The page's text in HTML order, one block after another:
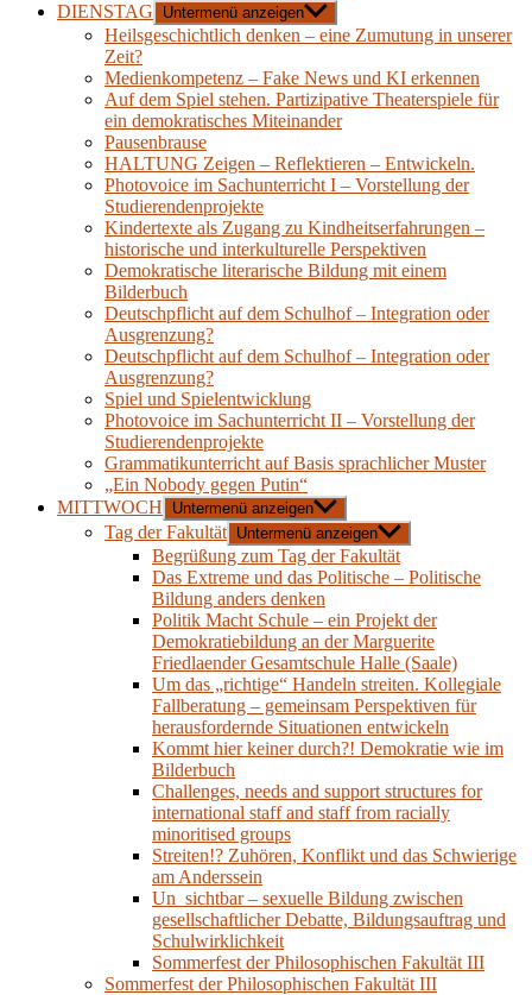
DIENSTAG
Untermenü anzeigen
Heilsgeschichtlich denken – eine Zumutung in unserer
Zeit?
Medienkompetenz – Fake News und KI erkennen
Auf dem Spiel stehen. Partizipative Theaterspiele für
ein demokratisches Miteinander
Pausenbrause
HALTUNG Zeigen – Reflektieren – Entwickeln.
Photovoice im Sachunterricht I – Vorstellung der
Studierendenprojekte
Kindertexte als Zugang zu Kindheitserfahrungen –
historische und interkulturelle Perspektiven
Demokratische literarische Bildung mit einem
Bilderbuch
Deutschpflicht auf dem Schulhof – Integration oder
Ausgrenzung?
Deutschpflicht auf dem Schulhof – Integration oder
Ausgrenzung?
Spiel und Spielentwicklung
Photovoice im Sachunterricht II – Vorstellung der
Studierendenprojekte
Grammatikunterricht auf Basis sprachlicher Muster
„Ein Nobody gegen Putin“
MITTWOCH
Untermenü anzeigen
Tag der Fakultät Untermenü anzeigen
Begrüßung zum Tag der Fakultät
Das Extreme und das Politische – Politische
Bildung anders denken
Politik Macht Schule – ein Projekt der
Demokratiebildung an der Marguerite
Friedlaender Gesamtschule Halle (Saale)
Um das „richtige“ Handeln streiten. Kollegiale
Fallberatung – gemeinsam Perspektiven für
herausfordernde Situationen entwickeln
Kommt hier keiner durch?! Demokratie wie im
Bilderbuch
Challenges, needs and support structures for
international staff and staff from racially
minoritised groups
Streiten!? Zuhören, Konflikt und das Schwierige
am Anderssein
Un_sichtbar – sexuelle Bildung zwischen
gesellschaftlicher Debatte, Bildungsauftrag und
Schulwirklichkeit
Sommerfest der Philosophischen Fakultät III
Sommerfest der Philosophischen Fakultät III